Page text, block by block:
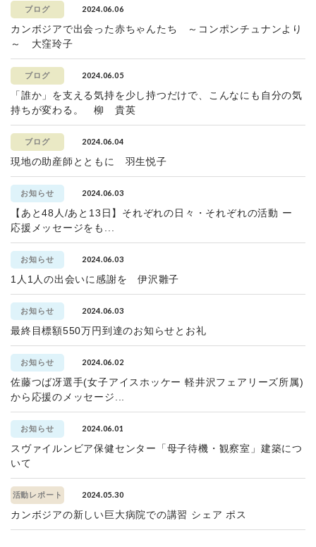
ブログ 2024.06.06
カンボジアで出会った赤ちゃんたち ～コンポンチュナンより
～ 大窪玲子
ブログ 2024.06.05
「誰か」を支える気持を少し持つだけで、こんなにも自分の気
持ちが変わる。 柳 貴英
ブログ 2024.06.04
現地の助産師とともに 羽生悦子
お知らせ 2024.06.03
【あと48人/あと13日】それぞれの日々・それぞれの活動 ー
応援メッセージをも...
お知らせ 2024.06.03
1人1人の出会いに感謝を 伊沢雛子
お知らせ 2024.06.03
最終目標額550万円到達のお知らせとお礼
お知らせ 2024.06.02
佐藤つば冴選手(女子アイスホッケー 軽井沢フェアリーズ所属)
から応援のメッセージ...
お知らせ 2024.06.01
スヴァイルンビア保健センター「母子待機・観察室」建築につ
いて
活動レポート 2024.05.30
カンボジアの新しい巨大病院での講習 シェア ポス